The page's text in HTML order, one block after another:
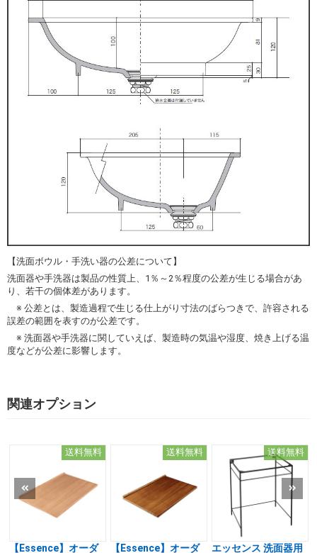
【洗面ボウル・手洗い器の公差について】
洗面器や手洗器は製品の性質上、1％～2％程度の公差が生じる場合があ
り、若干の個体差があります。
※ 公差とは、製造過程で生じる仕上がり寸法のばらつきで、許容される
誤差の範囲を表すのが公差です。
※ 洗面器や手洗器に関していえば、製造時の気温や湿度、焼き上げる温
度などが公差に影響します。
関連オプション
送料無料
【Essence】オーダ
送料無料
【Essence】オーダ
送料無料
エッセンス 洗面器用